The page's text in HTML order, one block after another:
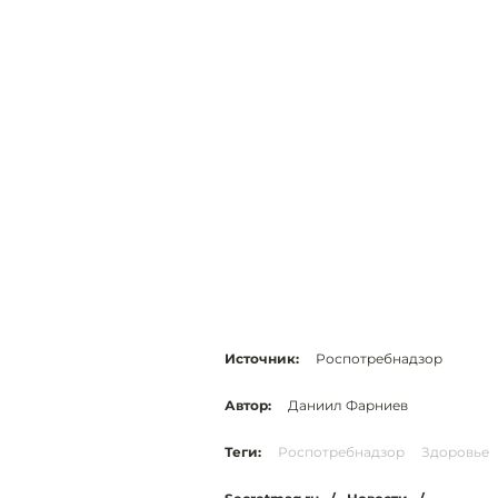
Источник: Роспотребнадзор
Автор: Даниил Фарниев
Теги: Роспотребнадзор Здоровье